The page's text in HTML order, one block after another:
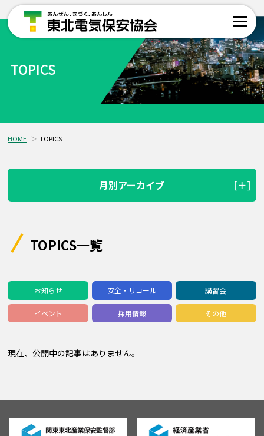
TOPICS
HOME TOPICS
月別アーカイブ
TOPICS一覧
お知らせ 安全・リコール 講習会
イベント 採用情報 その他
現在、公開中の記事はありません。